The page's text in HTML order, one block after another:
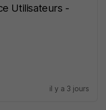
Utilisateurs -
il y a 3 jours